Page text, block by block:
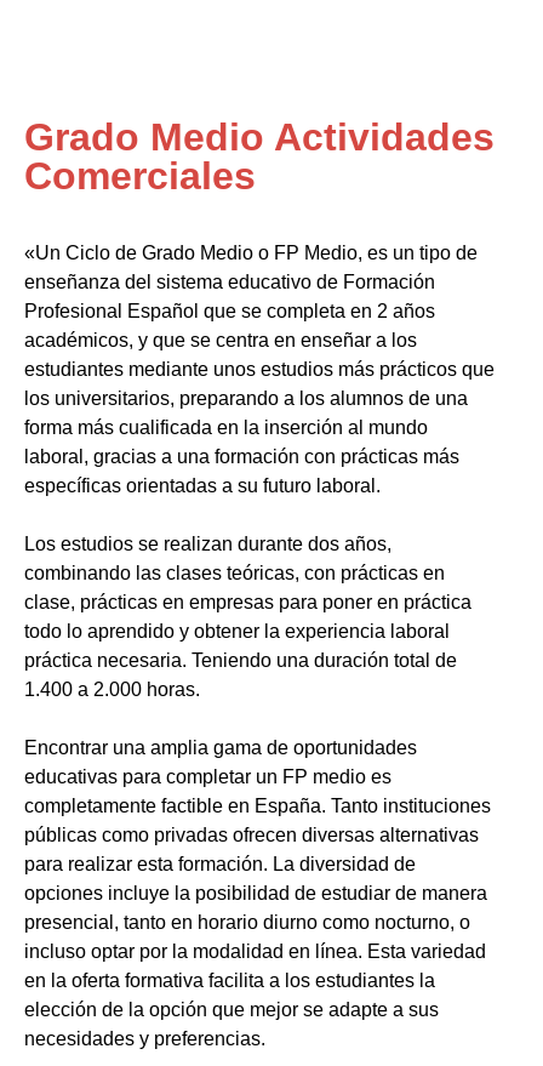
Grado Medio Actividades
Comerciales
«Un Ciclo de Grado Medio o FP Medio, es un tipo de
enseñanza del sistema educativo de Formación
Profesional Español que se completa en 2 años
académicos, y que se centra en enseñar a los
estudiantes mediante unos estudios más prácticos que
los universitarios, preparando a los alumnos de una
forma más cualificada en la inserción al mundo
laboral, gracias a una formación con prácticas más
específicas orientadas a su futuro laboral.
Los estudios se realizan durante dos años,
combinando las clases teóricas, con prácticas en
clase, prácticas en empresas para poner en práctica
todo lo aprendido y obtener la experiencia laboral
práctica necesaria. Teniendo una duración total de
1.400 a 2.000 horas.
Encontrar una amplia gama de oportunidades
educativas para completar un FP medio es
completamente factible en España. Tanto instituciones
públicas como privadas ofrecen diversas alternativas
para realizar esta formación. La diversidad de
opciones incluye la posibilidad de estudiar de manera
presencial, tanto en horario diurno como nocturno, o
incluso optar por la modalidad en línea. Esta variedad
en la oferta formativa facilita a los estudiantes la
elección de la opción que mejor se adapte a sus
necesidades y preferencias.